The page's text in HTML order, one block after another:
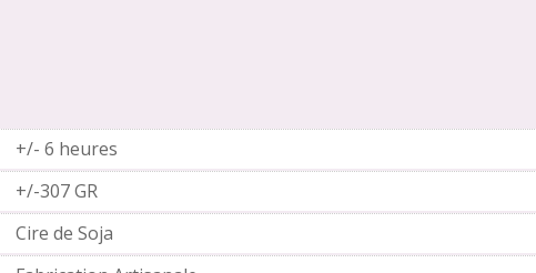
+/- 6 heures
+/-307 GR
Cire de Soja